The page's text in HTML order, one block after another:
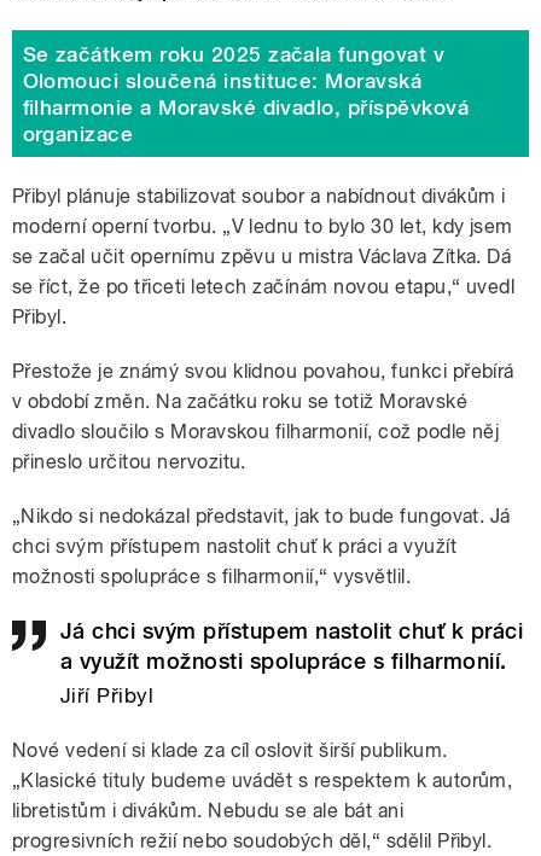
Se začátkem roku 2025 začala fungovat v
Olomouci sloučená instituce: Moravská
filharmonie a Moravské divadlo, příspěvková
organizace
Přibyl plánuje stabilizovat soubor a nabídnout divákům i
moderní operní tvorbu. „V lednu to bylo 30 let, kdy jsem
se začal učit opernímu zpěvu u mistra Václava Zítka. Dá
se říct, že po třiceti letech začínám novou etapu,“ uvedl
Přibyl.
Přestože je známý svou klidnou povahou, funkci přebírá
v období změn. Na začátku roku se totiž Moravské
divadlo sloučilo s Moravskou filharmonií, což podle něj
přineslo určitou nervozitu.
„Nikdo si nedokázal představit, jak to bude fungovat. Já
chci svým přístupem nastolit chuť k práci a využít
možnosti spolupráce s filharmonií,“ vysvětlil.
Já chci svým přístupem nastolit chuť k práci
a využít možnosti spolupráce s filharmonií.
Jiří Přibyl
Nové vedení si klade za cíl oslovit širší publikum.
„Klasické tituly budeme uvádět s respektem k autorům,
libretistům i divákům. Nebudu se ale bát ani
progresivních režií nebo soudobých děl,“ sdělil Přibyl.